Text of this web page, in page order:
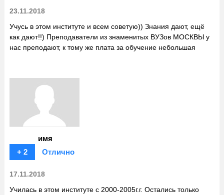
23.11.2018
Учусь в этом институте и всем советую)) Знания дают, ещё
как дают!!) Преподаватели из знаменитых ВУЗов МОСКВЫ у
нас преподают, к тому же плата за обучение небольшая
имя
+ 2
Отлично
17.11.2018
Училась в этом институте с 2000-2005г.г. Остались только